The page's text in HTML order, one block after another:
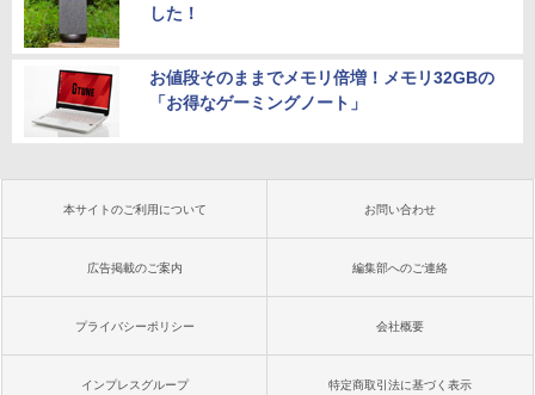
した！
お値段そのままでメモリ倍増！メモリ32GBの
「お得なゲーミングノート」
本サイトのご利用について お問い合わせ
広告掲載のご案内 編集部へのご連絡
プライバシーポリシー 会社概要
インプレスグループ 特定商取引法に基づく表示